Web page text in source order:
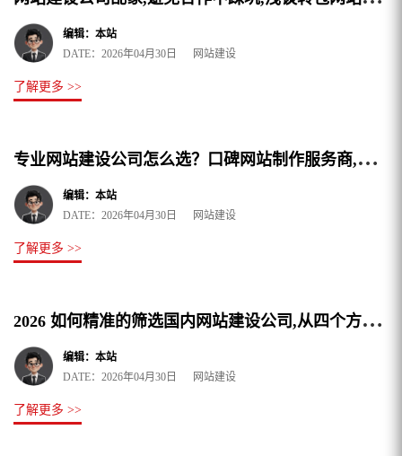
编辑：本站
DATE：2026年04月30日 网站建设
了解更多 >>
专
业网站建设公司怎么选？口碑网站制作服务商,和你聊透这三件事
编辑：本站
DATE：2026年04月30日 网站建设
了解更多 >>
2
026 如何精准的筛选国内网站建设公司,从四个方向深度解读
编辑：本站
DATE：2026年04月30日 网站建设
了解更多 >>